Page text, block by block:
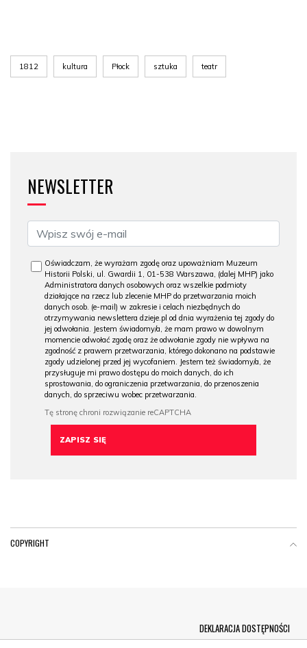
1812 kultura Płock sztuka teatr
NEWSLETTER
Oświadczam, że wyrażam zgodę oraz upoważniam Muzeum
Historii Polski, ul. Gwardii 1, 01-538 Warszawa, (dalej MHP) jako
Administratora danych osobowych oraz wszelkie podmioty
działające na rzecz lub zlecenie MHP do przetwarzania moich
danych osob. (e-mail) w zakresie i celach niezbędnych do
otrzymywania newslettera dzieje.pl od dnia wyrażenia tej zgody do
jej odwołania. Jestem świadomy/a, że mam prawo w dowolnym
momencie odwołać zgodę oraz że odwołanie zgody nie wpływa na
zgodność z prawem przetwarzania, którego dokonano na podstawie
zgody udzielonej przed jej wycofaniem. Jestem też świadomy/a, że
przysługuje mi prawo dostępu do moich danych, do ich
sprostowania, do ograniczenia przetwarzania, do przenoszenia
danych, do sprzeciwu wobec przetwarzania.
COPYRIGHT
DEKLARACJA DOSTĘPNOŚCI